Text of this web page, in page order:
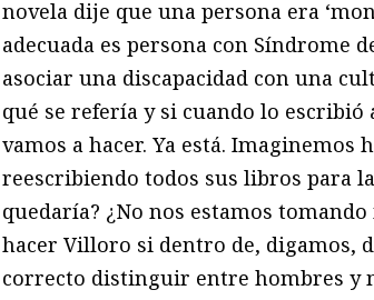
novela dije que una persona era
adecuada es persona con Síndrome
asociar una discapacidad con una
qué se refería y si cuando lo escribió
vamos a hacer. Ya está. Imaginemos
reescribiendo todos sus libros para
quedaría? ¿No nos estamos
hacer Villoro si dentro de, digamos,
correcto distinguir entre hombres y